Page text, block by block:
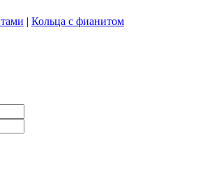
| Кольца с фианитом